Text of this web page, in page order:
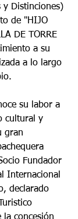
y Distinciones)
de "HIJO
DE TORRE
a su
a lo largo
cultural y
gran
Fundador
Internacional
declarado